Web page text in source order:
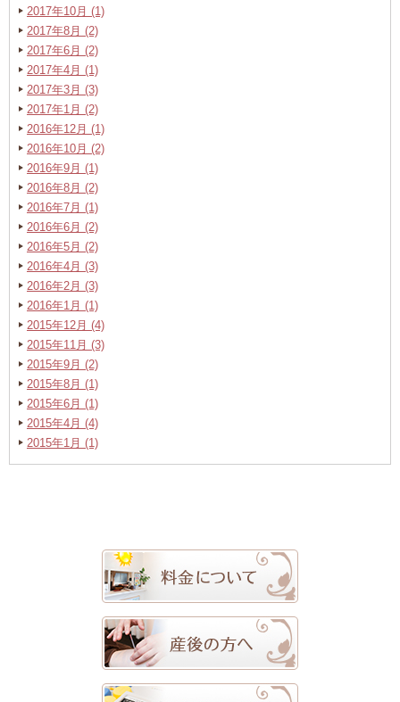
2017年10月 (1)
2017年8月 (2)
2017年6月 (2)
2017年4月 (1)
2017年3月 (3)
2017年1月 (2)
2016年12月 (1)
2016年10月 (2)
2016年9月 (1)
2016年8月 (2)
2016年7月 (1)
2016年6月 (2)
2016年5月 (2)
2016年4月 (3)
2016年2月 (3)
2016年1月 (1)
2015年12月 (4)
2015年11月 (3)
2015年9月 (2)
2015年8月 (1)
2015年6月 (1)
2015年4月 (4)
2015年1月 (1)